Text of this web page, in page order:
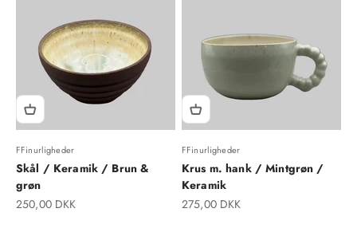
FFinurligheder
Skål / Keramik / Brun &
grøn
Salgspris
250,00 DKK
FFinurligheder
Krus m. hank / Mintgrøn /
Keramik
Salgspris
275,00 DKK